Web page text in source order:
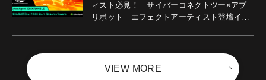
ィスト必見！ サイバーコネクトツー×アプ
リボット エフェクトアーティスト登壇イベ
VIEW MORE